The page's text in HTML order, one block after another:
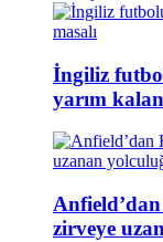
İngiliz
yarım
zirveye